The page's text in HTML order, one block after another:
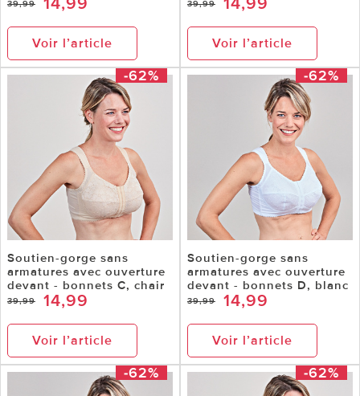
39,99
Voir l’article
39,99
Voir l’article
-62%
Soutien-gorge sans
armatures avec ouverture
devant - bonnets C, chair
39,99 14,99
Voir l’article
-62%
Soutien-gorge sans
armatures avec ouverture
devant - bonnets D, blanc
39,99 14,99
Voir l’article
-62% -62%